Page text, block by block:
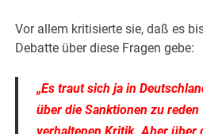
Vor allem kritisierte sie, daß es
Debatte über diese Fragen gebe:
„Es traut sich ja in
über die Sanktionen zu